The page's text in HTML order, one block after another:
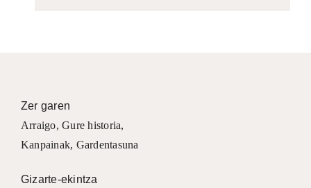
Zer garen
Arraigo,Gure historia,
Kanpainak, Gardentasuna
Gizarte-ekintza